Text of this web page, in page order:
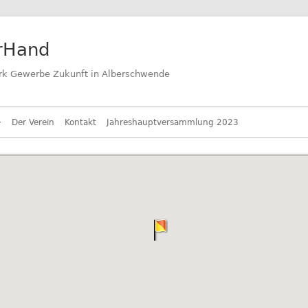
Gewerbe Zukunft in Alberschwende
Der Verein Kontakt Jahreshauptversammlung 2023